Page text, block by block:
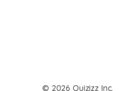
© 2026 Quizizz Inc.